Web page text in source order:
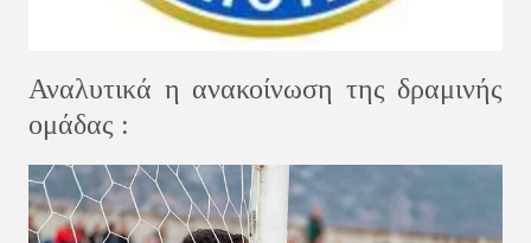
Αναλυτικά η ανακοίνωση της δραμινής
ομάδας :